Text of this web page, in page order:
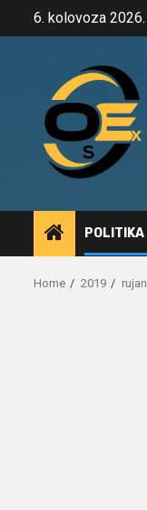
6. kolovoza 2026.
POLITIKA
Home 2019 rujan